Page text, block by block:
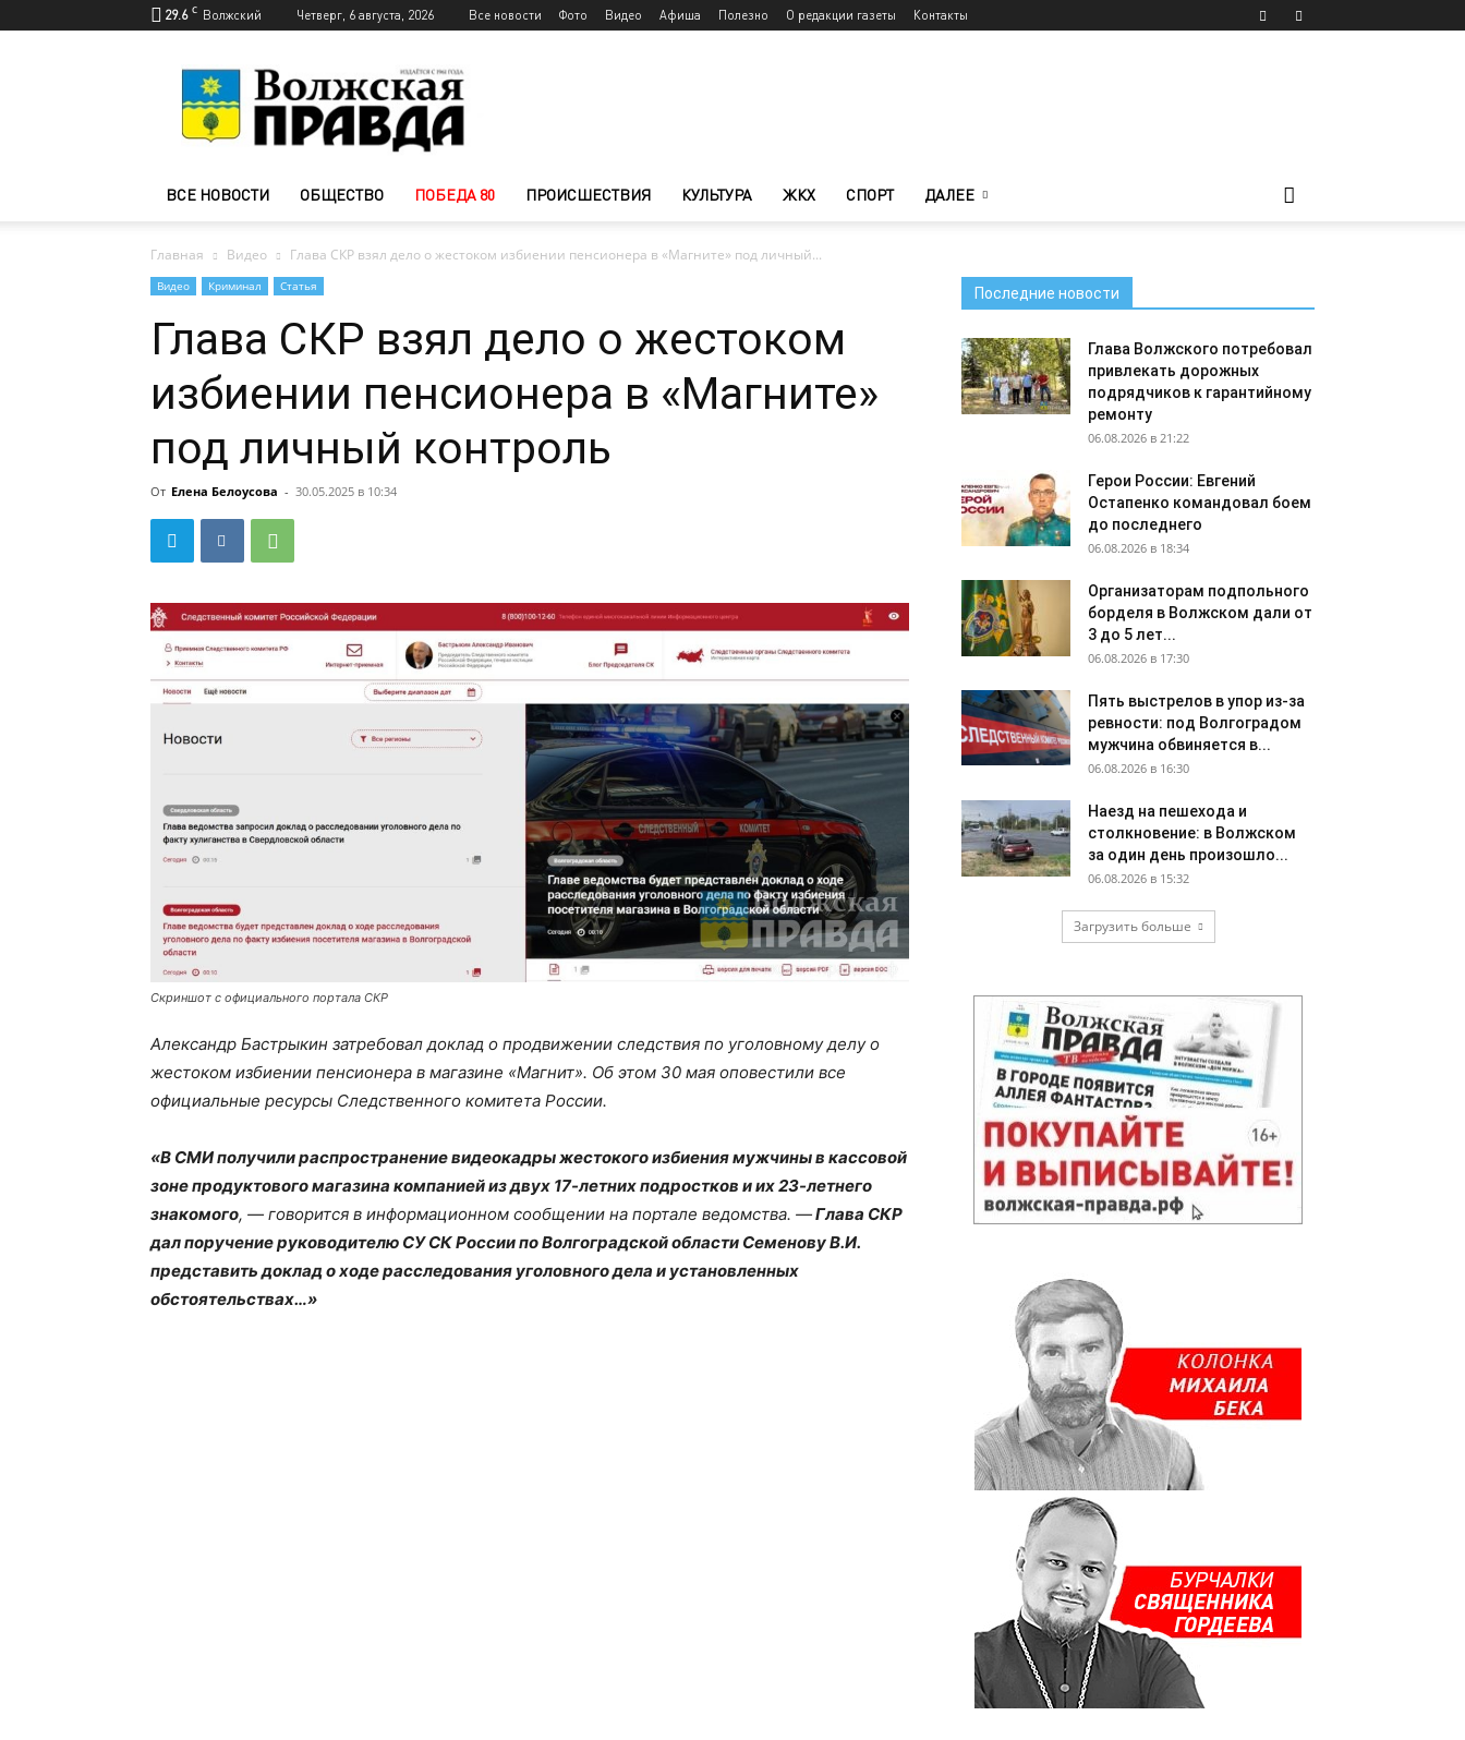
29.6 C Волжский Четверг, 6 августа, 2026 Все новости Фото Видео Афиша Полезно О редакции газеты Контакты
Волжского
—
Волжская
ВСЕ НОВОСТИ ОБЩЕСТВО ПОБЕДА 80 ПРОИСШЕСТВИЯ КУЛЬТУРА ЖКХ СПОРТ ДАЛЕЕ
Главная Видео Глава СКР взял дело о жестоком избиении пенсионера в «Магните» под личный...
Видео Криминал Статья
Глава СКР взял дело о жестоком
избиении пенсионера в «Магните»
под личный контроль
От Елена Белоусова - 30.05.2025 в 10:34
Скриншот с официального портала СКР
Александр Бастрыкин затребовал доклад о продвижении следствия по уголовному делу о
жестоком избиении пенсионера в магазине «Магнит». Об этом 30 мая оповестили все
официальные ресурсы Следственного комитета России.
«В СМИ получили распространение видеокадры жестокого избиения мужчины в кассовой
зоне продуктового магазина компанией из двух 17-летних подростков и их 23-летнего
знакомого, — говорится в информационном сообщении на портале ведомства. —Глава СКР
дал поручение руководителю СУ СК России по Волгоградской области Семенову В.И.
представить доклад о ходе расследования уголовного дела и установленных
обстоятельствах…»
Последние новости
Глава Волжского потребовал
привлекать дорожных
подрядчиков к гарантийному
ремонту
06.08.2026 в 21:22
Герои России: Евгений
Остапенко командовал боем
до последнего
06.08.2026 в 18:34
Организаторам подпольного
борделя в Волжском дали от
3 до 5 лет...
06.08.2026 в 17:30
Пять выстрелов в упор из-за
ревности: под Волгоградом
мужчина обвиняется в...
06.08.2026 в 16:30
Наезд на пешехода и
столкновение: в Волжском
за один день произошло...
06.08.2026 в 15:32
Загрузить больше